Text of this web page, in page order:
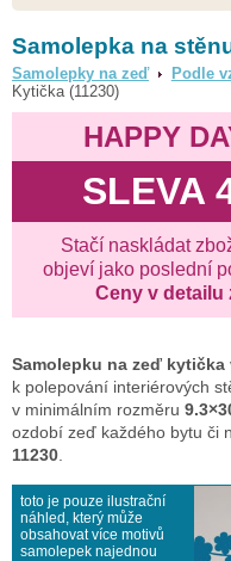
Samolepka na
Samolepky na zeď Podle
Kytička (11230)
HAPPY
SLEVA
Stačí naskládat
objeví jako poslední
Ceny v detailu
Samolepku na zeď kytička
k polepování interiérových
v minimálním rozměru
ozdobí zeď každého bytu či
11230
toto je pouze ilustrační
náhled, který může
obsahovat více motivů
samolepek najednou